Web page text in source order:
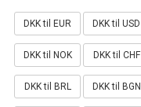
DKK til EUR DKK til USD
DKK til NOK DKK til CHF
DKK til BRL DKK til BGN